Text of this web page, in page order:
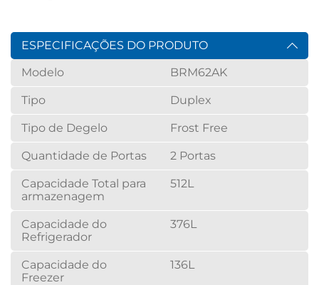
ESPECIFICAÇÕES DO PRODUTO
Modelo
BRM62AK
Tipo Duplex
Tipo de Degelo Frost Free
Quantidade de Portas 2 Portas
Capacidade Total para
armazenagem
512L
Capacidade do
Refrigerador
376L
Capacidade do
Freezer
136L